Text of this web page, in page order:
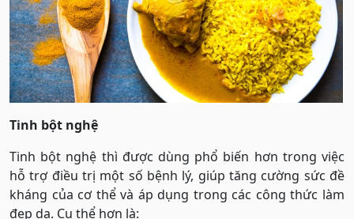
Tinh bột nghệ
Tinh bột nghệ thì được dùng phổ biến hơn trong việc
hỗ trợ điều trị một số bệnh lý, giúp tăng cường sức đề
kháng của cơ thể và áp dụng trong các công thức làm
đẹp da. Cụ thể hơn là: